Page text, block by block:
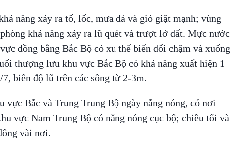
năng xảy ra tố, lốc, mưa đá và gió giật mạnh; vùng
khả năng xảy ra lũ quét và trượt lở đất. Mực nước
đồng bằng Bắc Bộ có xu thế biến đổi chậm và xuống
thượng lưu khu vực Bắc Bộ có khả năng xuất hiện 1
biên độ lũ trên các sông từ 2-3m.
vực Bắc và Trung Trung Bộ ngày nắng nóng, có nơi
vực Nam Trung Bộ có nắng nóng cục bộ; chiều tối và
vài nơi.